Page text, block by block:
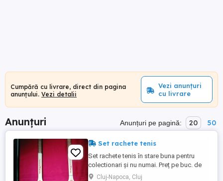
Cumpără cu livrare, direct din pagina
anunțului. Vezi detalii
Vezi anunțuri
cu livrare
Anunțuri Anunțuri pe pagină: 20 50
Set rachete tenis
Set rachete tenis în stare buna pentru
colectionari și nu numai. Preț pe buc. de
preferință, predare personala.
Cluj-Napoca, Cluj